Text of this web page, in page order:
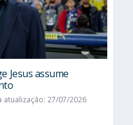
Jesus assume
atualização: 27/07/2026